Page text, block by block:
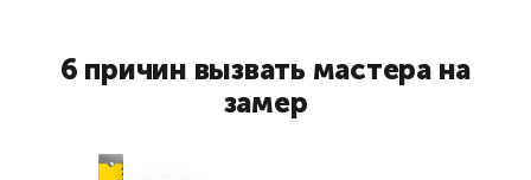
6 причин вызвать мастера на
замер